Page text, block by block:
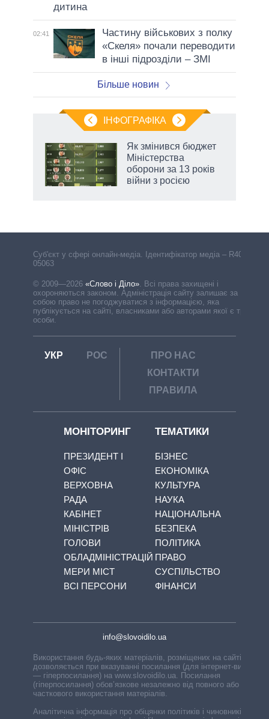
дитина
02:41
Частину військових з полку
«Скеля» почали переводити
в інші підрозділи – ЗМІ
Більше новин
ІНФОГРАФІКА
Як змінився бюджет
Міністерства
оборони за 13 років
війни з росією
Cуб'єкт у сфері онлайн-медіа. Ідентифікатор медіа – R40-
05063
© 2009—2026 «Слово і Діло» Всі права захищені і
охороняються законом. Адміністрація сайту залишає за
собою право не погоджуватися з інформацією, яка
публікується на сайті, власниками або авторами якої є треті
особи.
УКР РОС
ПРО НАС
КОНТАКТИ
ПРАВИЛА
МОНІТОРИНГ
ПРЕЗИДЕНТ І
ОФІС
ВЕРХОВНА
РАДА
КАБІНЕТ
МІНІСТРІВ
ГОЛОВИ
ОБЛАДМІНІСТРАЦІЙ
МЕРИ МІСТ
ВСІ ПЕРСОНИ
ТЕМАТИКИ
БІЗНЕС
ЕКОНОМІКА
КУЛЬТУРА
НАУКА
НАЦІОНАЛЬНА
БЕЗПЕКА
ПОЛІТИКА
ПРАВО
СУСПІЛЬСТВО
ФІНАНСИ
info@slovoidilo.ua
Використання будь-яких матеріалів, розміщених на сайті,
дозволяється при вказуванні посилання (для інтернет-видань
— гіперпосилання) на www.slovoidilo.ua. Посилання
(гіперпосилання) обов’язкове незалежно від повного або
часткового використання матеріалів.
Аналітична інформація про обіцянки політиків і чиновників,